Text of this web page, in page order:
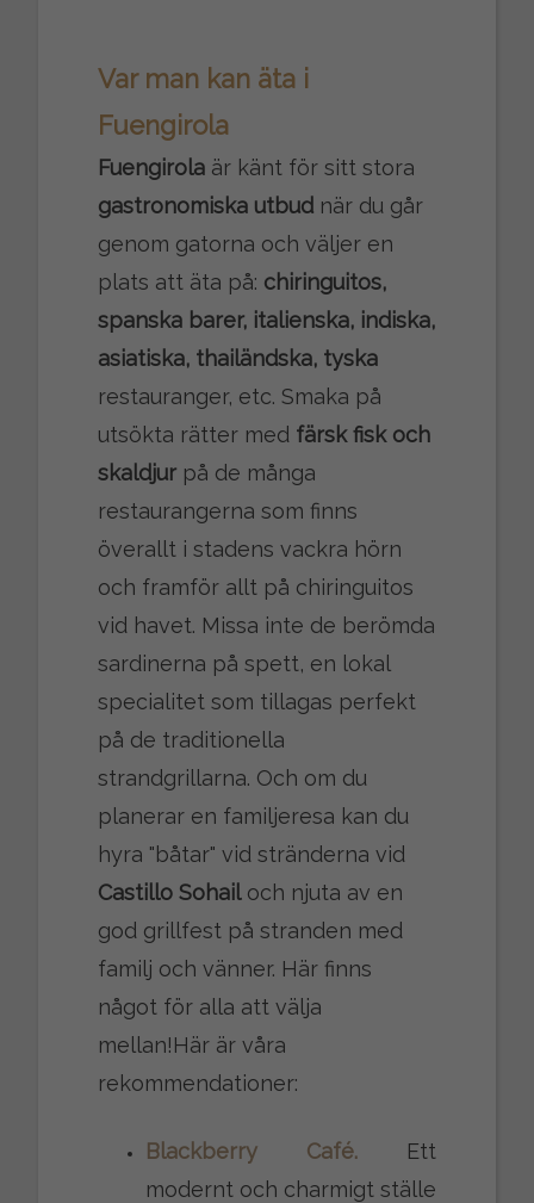
Var man kan äta i
Fuengirola
Fuengirolaär känt för sitt stora
gastronomiska utbudnär du går
genom gatorna och väljer en
plats att äta på: chiringuitos,
spanska barer, italienska, indiska,
asiatiska, thailändska, tyska
restauranger, etc. Smaka på
utsökta rätter med färsk fisk och
skaldjurpå de många
restaurangerna som finns
överallt i stadens vackra hörn
och framför allt på chiringuitos
vid havet. Missa inte de berömda
sardinerna på spett, en lokal
specialitet som tillagas perfekt
på de traditionella
strandgrillarna. Och om du
planerar en familjeresa kan du
hyra "båtar" vid stränderna vid
Castillo Sohailoch njuta av en
god grillfest på stranden med
familj och vänner. Här finns
något för alla att välja
mellan!Här är våra
rekommendationer:
Blackberry Café. Ett
modernt och charmigt ställe